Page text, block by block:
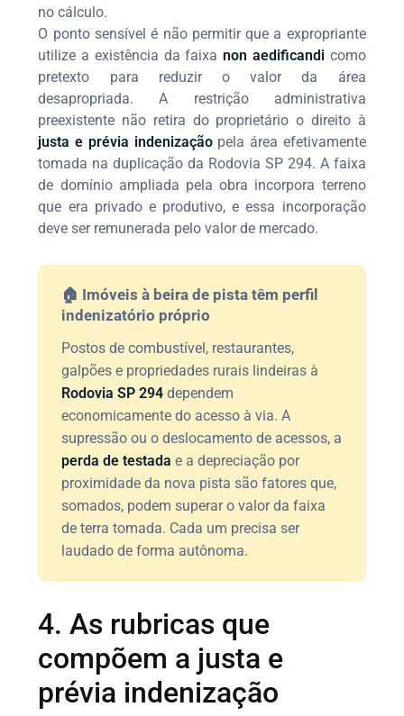
no cálculo.
O ponto sensível é não permitir que a expropriante
utilize a existência da faixanon aedificandicomo
pretexto para reduzir o valor da área
desapropriada. A restrição administrativa
preexistente não retira do proprietário o direito à
justa e prévia indenizaçãopela área efetivamente
tomada na duplicação da Rodovia SP 294. A faixa
de domínio ampliada pela obra incorpora terreno
que era privado e produtivo, e essa incorporação
deve ser remunerada pelo valor de mercado.
🏠 Imóveis à beira de pista têm perfil
indenizatório próprio
Postos de combustível, restaurantes,
galpões e propriedades rurais lindeiras à
Rodovia SP 294 dependem
economicamente do acesso à via. A
supressão ou o deslocamento de acessos, a
perda de testada e a depreciação por
proximidade da nova pista são fatores que,
somados, podem superar o valor da faixa
de terra tomada. Cada um precisa ser
laudado de forma autônoma.
4. As rubricas que
compõem a justa e
prévia indenização